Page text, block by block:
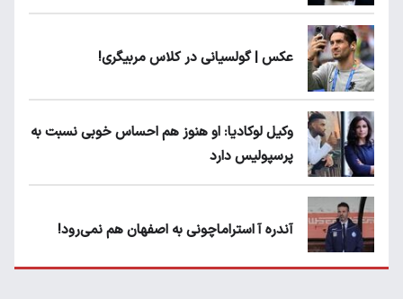
عکس | گولسیانی در کلاس مربیگری!
وکیل لوکادیا: او هنوز هم احساس خوبی نسبت به
پرسپولیس دارد
آندره آ استراماچونی به اصفهان هم نمی‌رود!